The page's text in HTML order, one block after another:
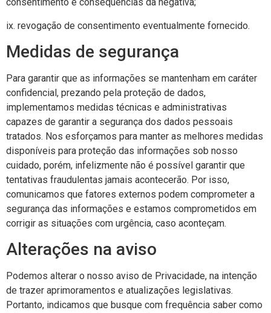
ix. revogação de consentimento eventualmente fornecido.
Medidas de segurança
Para garantir que as informações se mantenham em caráter
confidencial, prezando pela proteção de dados,
implementamos medidas técnicas e administrativas
capazes de garantir a segurança dos dados pessoais
tratados. Nos esforçamos para manter as melhores medidas
disponíveis para proteção das informações sob nosso
cuidado, porém, infelizmente não é possível garantir que
tentativas fraudulentas jamais acontecerão. Por isso,
comunicamos que fatores externos podem comprometer a
segurança das informações e estamos comprometidos em
corrigir as situações com urgência, caso aconteçam.
Alterações na aviso
Podemos alterar o nosso aviso de Privacidade, na intenção
de trazer aprimoramentos e atualizações legislativas.
Portanto, indicamos que busque com frequência saber como